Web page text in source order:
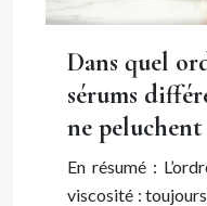
Dans quel
sérums
ne peluchent
En résumé :
viscosité :